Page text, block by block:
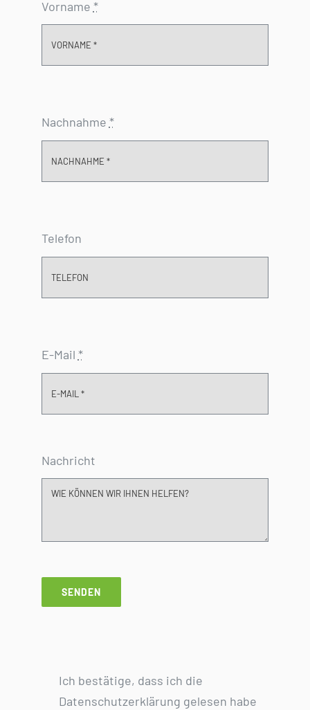
Vorname *
Nachnahme *
Telefon
E-Mail *
Nachricht
SENDEN
Ich bestätige, dass ich die
Datenschutzerklärung gelesen habe